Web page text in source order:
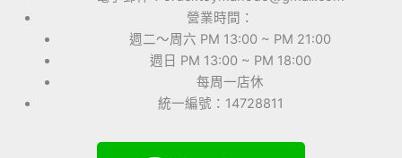
營業時間：
週二～周六 PM 13:00 ~ PM 21:00
週日 PM 13:00 ~ PM 18:00
每周一店休
統一編號：14728811